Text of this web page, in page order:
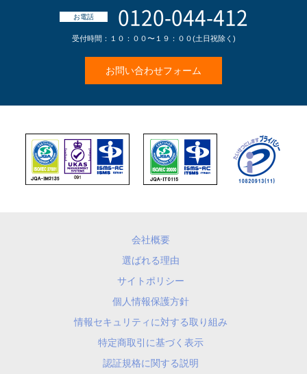
お電話 0120-044-412
お問い合わせフォーム
受付時間：１０：００〜１９：００(土日祝除く)
会社概要
選ばれる理由
サイトポリシー
個人情報保護方針
情報セキュリティに対する取り組み
特定商取引に基づく表示
認証規格に関する説明